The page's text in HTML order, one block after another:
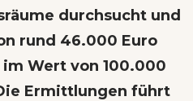
durchsucht und
rund 46.000 Euro
Wert von 100.000
Ermittlungen führt